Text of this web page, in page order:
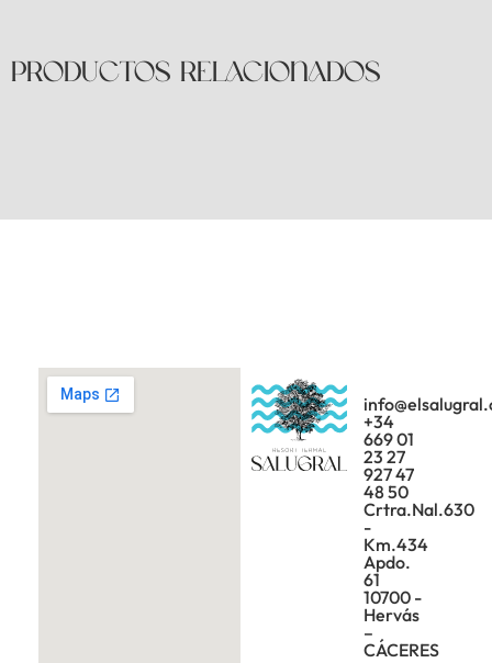
PRODUCTOS RELACIONADOS
+34
669 01
23 27
927 47
48 50
Crtra.Nal.630
-
Km.434
Apdo.
61
10700 -
Hervás
–
CÁCERES